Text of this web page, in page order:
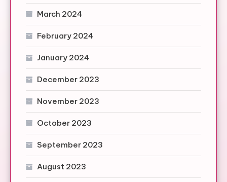
March 2024
February 2024
January 2024
December 2023
November 2023
October 2023
September 2023
August 2023